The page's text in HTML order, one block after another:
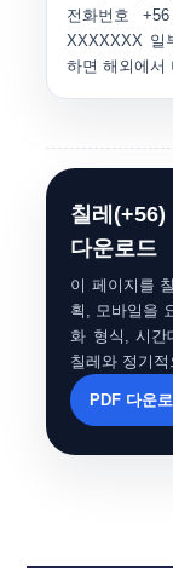
전화번호
XXXXXXX 일
하면 해외에서
칠레
다운로드
이 페이지를
획, 모바일을
화 형식, 시간
칠레와 정기
PDF 다운